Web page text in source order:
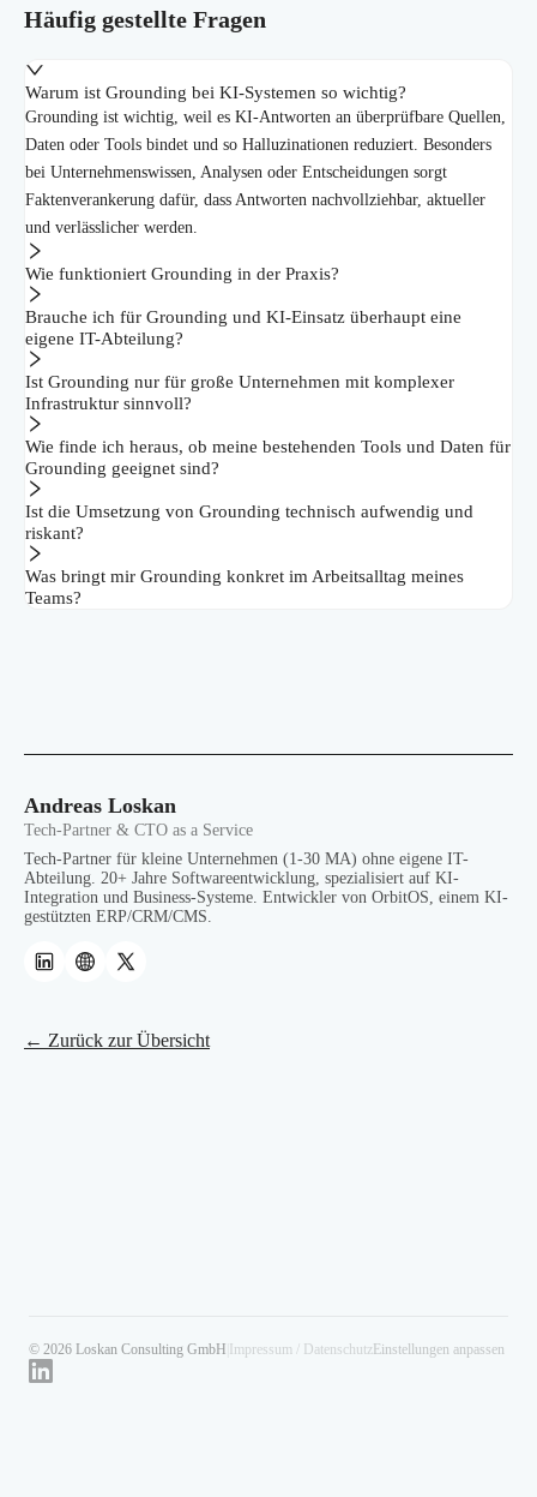
Häufig gestellte Fragen
Warum ist Grounding bei KI-Systemen so wichtig?
Grounding ist wichtig, weil es KI-Antworten an überprüfbare Quellen,
Daten oder Tools bindet und so Halluzinationen reduziert. Besonders
bei Unternehmenswissen, Analysen oder Entscheidungen sorgt
Faktenverankerung dafür, dass Antworten nachvollziehbar, aktueller
und verlässlicher werden.
Wie funktioniert Grounding in der Praxis?
Brauche ich für Grounding und KI-Einsatz überhaupt eine
eigene IT-Abteilung?
Ist Grounding nur für große Unternehmen mit komplexer
Infrastruktur sinnvoll?
Wie finde ich heraus, ob meine bestehenden Tools und Daten für
Grounding geeignet sind?
Ist die Umsetzung von Grounding technisch aufwendig und
riskant?
Was bringt mir Grounding konkret im Arbeitsalltag meines
Teams?
Andreas Loskan
Tech-Partner & CTO as a Service
Tech-Partner für kleine Unternehmen (1-30 MA) ohne eigene IT-
Abteilung. 20+ Jahre Softwareentwicklung, spezialisiert auf KI-
Integration und Business-Systeme. Entwickler von OrbitOS, einem KI-
gestützten ERP/CRM/CMS.
← Zurück zur Übersicht
© 2026 Loskan Consulting GmbH Impressum / Datenschutz Einstellungen anpassen